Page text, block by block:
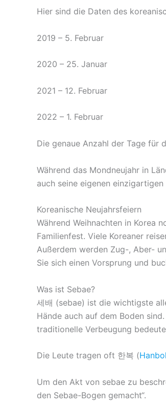
Hier sind die Daten des
2019 – 5. Februar
2020 – 25. Januar
2021 – 12. Februar
2022 – 1. Februar
Die genaue Anzahl der Tage für
Während das Mondneujahr in
auch seine eigenen
Koreanische Neujahrsfeiern
Während Weihnachten in Korea
Familienfest. Viele Koreaner
Außerdem werden Zug-, Aber-
Sie sich einen Vorsprung und
Was ist Sebae?
세배 (sebae) ist die wichtigste
Hände auch auf dem Boden
traditionelle Verbeugung
Die Leute tragen oft 한복 (
Um den Akt von sebae zu
den Sebae-Bogen gemacht“.